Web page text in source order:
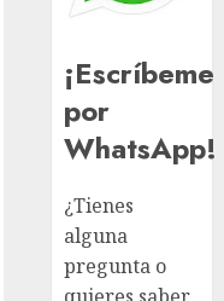
¡Escríbeme
por
WhatsApp!
¿Tienes
alguna
pregunta o
quieres saber